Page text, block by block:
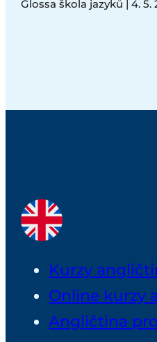
Glossa škola jazyků | 4. 5.
Kurzy
Online kurzy
Angličtina